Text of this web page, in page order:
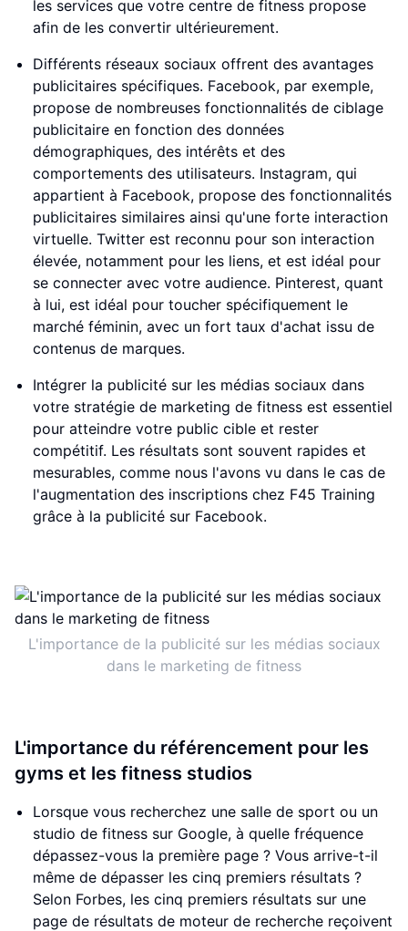
les services que votre centre de fitness propose
afin de les convertir ultérieurement.
Différents réseaux sociaux offrent des avantages
publicitaires spécifiques. Facebook, par exemple,
propose de nombreuses fonctionnalités de ciblage
publicitaire en fonction des données
démographiques, des intérêts et des
comportements des utilisateurs. Instagram, qui
appartient à Facebook, propose des fonctionnalités
publicitaires similaires ainsi qu'une forte interaction
virtuelle. Twitter est reconnu pour son interaction
élevée, notamment pour les liens, et est idéal pour
se connecter avec votre audience. Pinterest, quant
à lui, est idéal pour toucher spécifiquement le
marché féminin, avec un fort taux d'achat issu de
contenus de marques.
Intégrer la publicité sur les médias sociaux dans
votre stratégie de marketing de fitness est essentiel
pour atteindre votre public cible et rester
compétitif. Les résultats sont souvent rapides et
mesurables, comme nous l'avons vu dans le cas de
l'augmentation des inscriptions chez F45 Training
grâce à la publicité sur Facebook.
L'importance de la publicité sur les médias sociaux
dans le marketing de fitness
L'importance du référencement pour les
gyms et les fitness studios
Lorsque vous recherchez une salle de sport ou un
studio de fitness sur Google, à quelle fréquence
dépassez-vous la première page ? Vous arrive-t-il
même de dépasser les cinq premiers résultats ?
Selon Forbes, les cinq premiers résultats sur une
page de résultats de moteur de recherche reçoivent